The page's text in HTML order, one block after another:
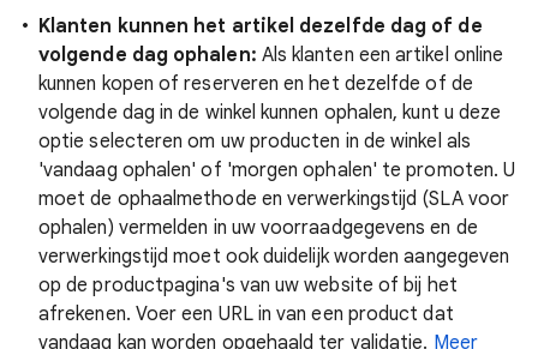
Klanten kunnen het artikel dezelfde dag of de
volgende dag ophalen: Als klanten een artikel online
kunnen kopen of reserveren en het dezelfde of de
volgende dag in de winkel kunnen ophalen, kunt u deze
optie selecteren om uw producten in de winkel als
'vandaag ophalen' of 'morgen ophalen' te promoten. U
moet de ophaalmethode en verwerkingstijd (SLA voor
ophalen) vermelden in uw voorraadgegevens en de
verwerkingstijd moet ook duidelijk worden aangegeven
op de productpagina's van uw website of bij het
afrekenen. Voer een URL in van een product dat
vandaag kan worden opgehaald ter validatie. Meer